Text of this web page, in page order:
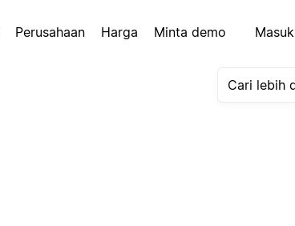
Perusahaan Harga Minta demo Masuk